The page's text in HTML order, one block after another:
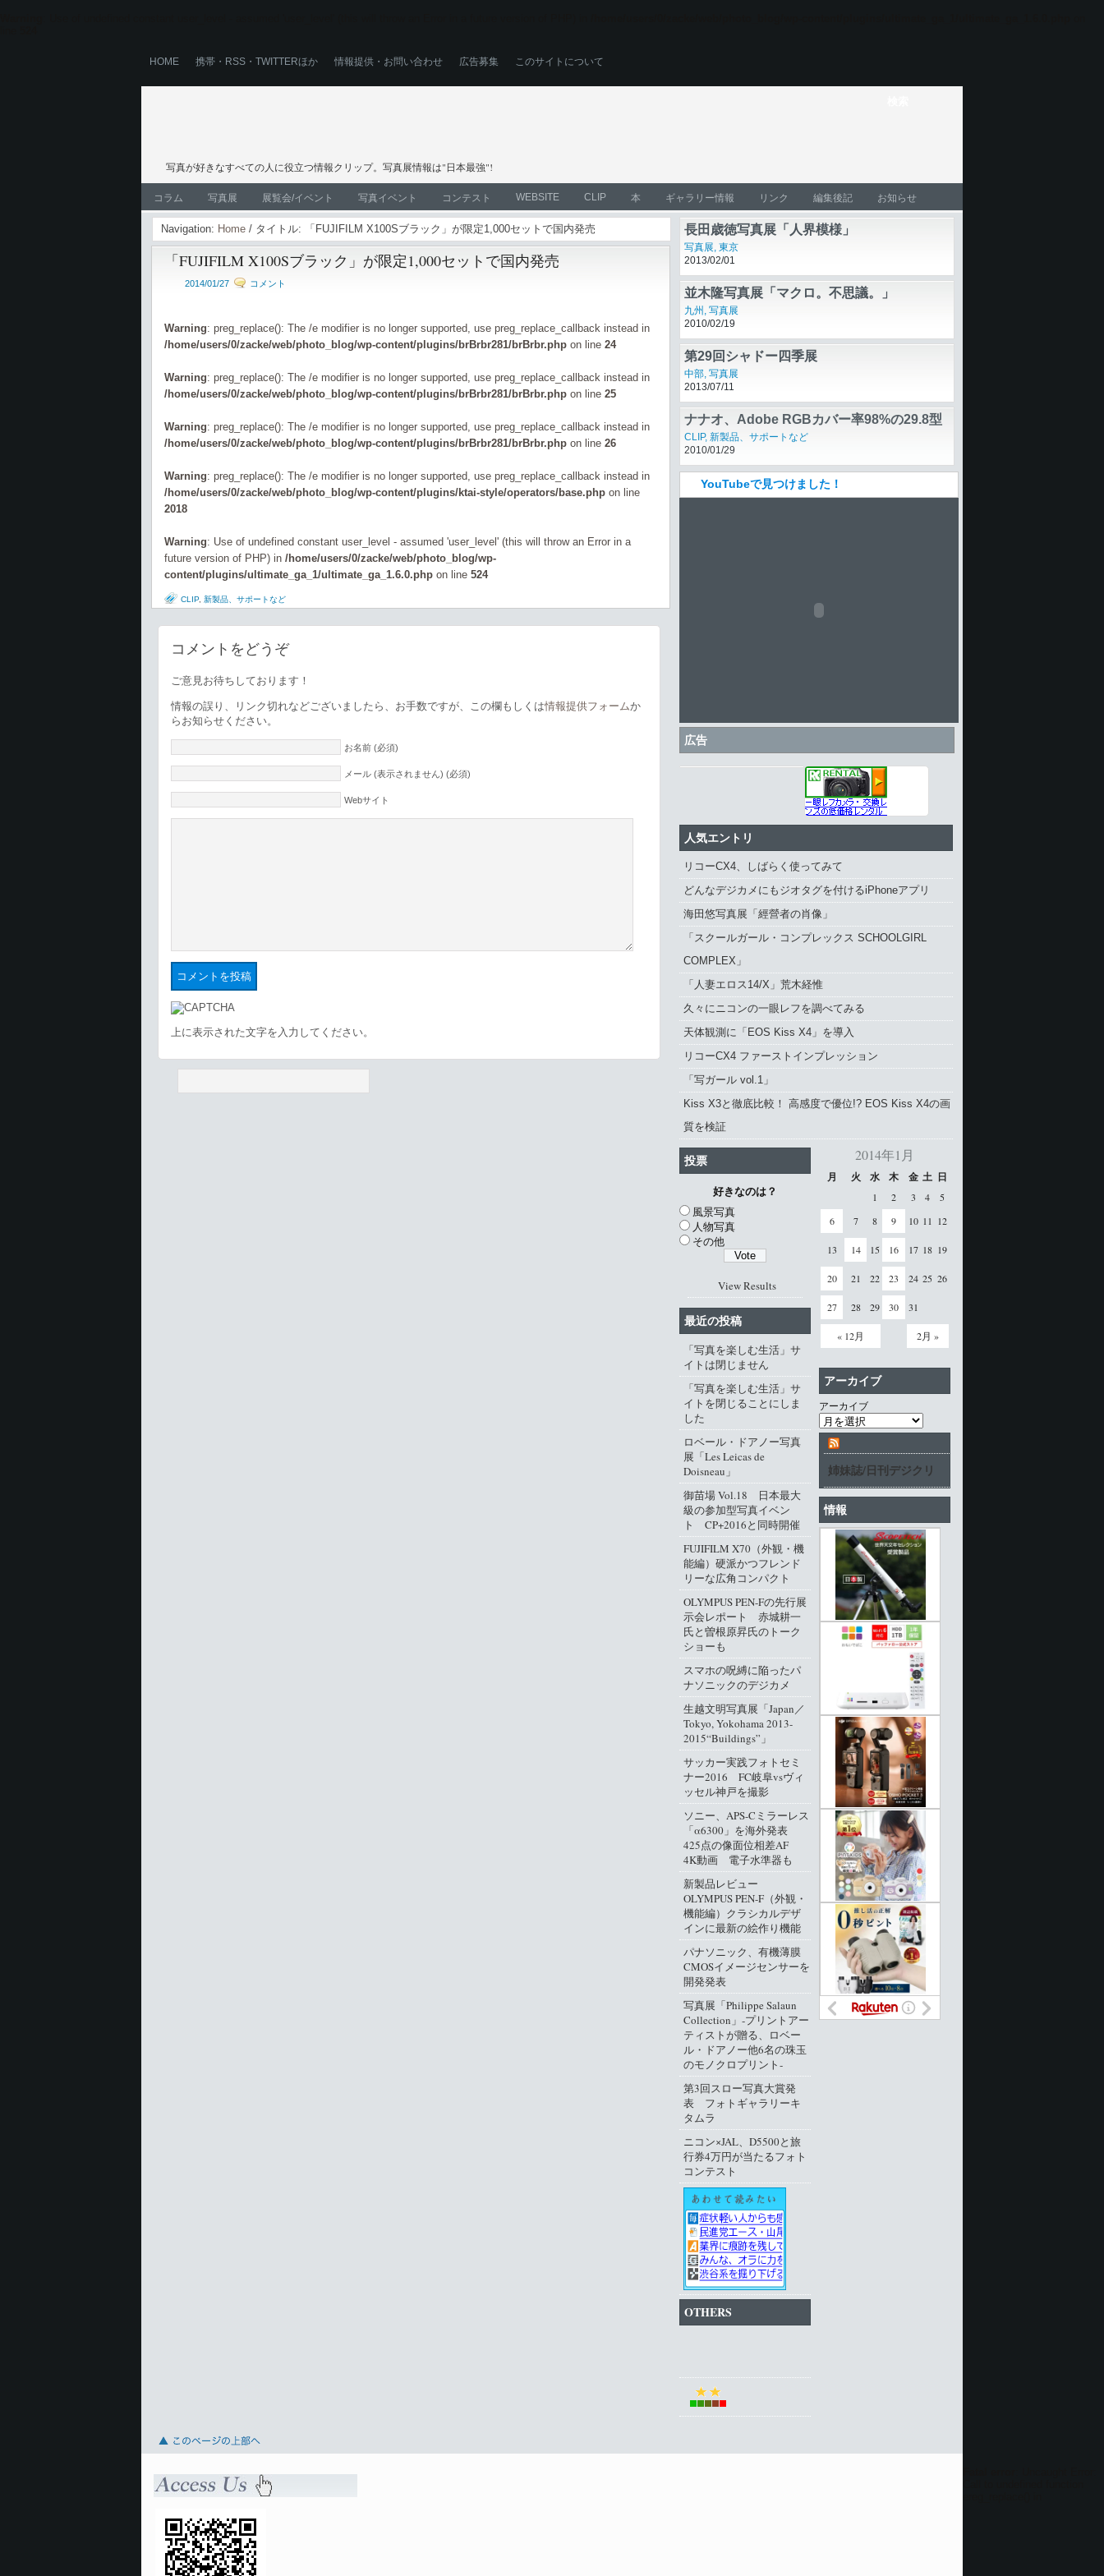
HOME 携帯・RSS・TWITTERほか 情報提供・お問い合わせ 広告募集 このサイトについて
写真が好きなすべての人に役立つ情報クリップ。写真展情報は"日本最強"!
コラム 写真展 展覧会/イベント 写真イベント コンテスト WEBSITE CLIP 本 ギャラリー情報 リンク 編集後記 お知らせ
Navigation: Home / タイトル: 「FUJIFILM X100Sブラック」が限定1,000セットで国内発売
「FUJIFILM X100Sブラック」が限定1,000セットで国内発売
2014/01/27 コメント
Warning: preg_replace(): The /e modifier is no longer supported, use preg_replace_callback instead in
/home/users/0/zacke/web/photo_blog/wp-content/plugins/brBrbr281/brBrbr.php on line 24
Warning: preg_replace(): The /e modifier is no longer supported, use preg_replace_callback instead in
/home/users/0/zacke/web/photo_blog/wp-content/plugins/brBrbr281/brBrbr.php on line 25
Warning: preg_replace(): The /e modifier is no longer supported, use preg_replace_callback instead in
/home/users/0/zacke/web/photo_blog/wp-content/plugins/brBrbr281/brBrbr.php on line 26
Warning: preg_replace(): The /e modifier is no longer supported, use preg_replace_callback instead in
/home/users/0/zacke/web/photo_blog/wp-content/plugins/ktai-style/operators/base.php on line
2018
Warning: Use of undefined constant user_level - assumed 'user_level' (this will throw an Error in a
future version of PHP) in /home/users/0/zacke/web/photo_blog/wp-
content/plugins/ultimate_ga_1/ultimate_ga_1.6.0.php on line 524
CLIP, 新製品、サポートなど
コメントをどうぞ
ご意見お待ちしております！
情報の誤り、リンク切れなどございましたら、お手数ですが、この欄もしくは情報提供フォームか
らお知らせください。
お名前 (必須)
メール (表示されません) (必須)
Webサイト
上に表示された文字を入力してください。
長田歳徳写真展「人界模様」
写真展, 東京
2013/02/01
並木隆写真展「マクロ。不思議。」
九州 , 写真展
2010/02/19
第29回シャドー四季展
中部, 写真展
2013/07/11
ナナオ、Adobe RGBカバー率98%の29.8型
「ColorEdge CG303W」
CLIP, 新製品、サポートなど
2010/01/29
YouTubeで見つけました！
広告
人気エントリ
リコーCX4、しばらく使ってみて
どんなデジカメにもジオタグを付けるiPhoneアプリ
海田悠写真展「經營者の肖像」
「スクールガール・コンプレックス SCHOOLGIRL
COMPLEX」
「人妻エロス14/X」荒木経惟
久々にニコンの一眼レフを調べてみる
天体観測に「EOS Kiss X4」を導入
リコーCX4 ファーストインプレッション
「写ガール vol.1」
Kiss X3と徹底比較！ 高感度で優位!? EOS Kiss X4の画
質を検証
2014年1月
月 火 水 木 金 土 日
« 12月 2月 »
1 2 3 4
5
6
7 8 9 10 11 12
13 14 15 16 17 18 19
20 21 22 23 24 25 26
27 28 29 30 31
アーカイブ
アーカイブ
姉妹誌/日刊デジクリ
情報
投票
好きなのは？
風景写真
人物写真
その他
View Results
最近の投稿
「写真を楽しむ生活」サ
イトは閉じません
「写真を楽しむ生活」サ
イトを閉じることにしま
した
ロベール・ドアノー写真
展「Les Leicas de
Doisneau」
御苗場 Vol.18 日本最大
級の参加型写真イベン
ト CP+2016と同時開催
FUJIFILM X70（外観・機
能編）硬派かつフレンド
リーな広角コンパクト
OLYMPUS PEN-Fの先行展
示会レポート 赤城耕一
氏と曽根原昇氏のトーク
ショーも
スマホの呪縛に陥ったパ
ナソニックのデジカメ
生越文明写真展「Japan／
Tokyo, Yokohama 2013-
2015“Buildings”」
サッカー実践フォトセミ
ナー2016 FC岐阜vsヴィ
ッセル神戸を撮影
ソニー、APS-Cミラーレス
「α6300」を海外発表
425点の像面位相差AF
4K動画 電子水準器も
新製品レビュー
OLYMPUS PEN-F（外観・
機能編）クラシカルデザ
インに最新の絵作り機能
パナソニック、有機薄膜
CMOSイメージセンサーを
開発発表
写真展「Philippe Salaun
Collection」‐プリントアー
ティストが贈る、ロベー
ル・ドアノー他6名の珠玉
のモノクロプリント‐
第3回スロー写真大賞発
表 フォトギャラリーキ
タムラ
ニコン×JAL、D5500と旅
行券4万円が当たるフォト
コンテスト
OTHERS